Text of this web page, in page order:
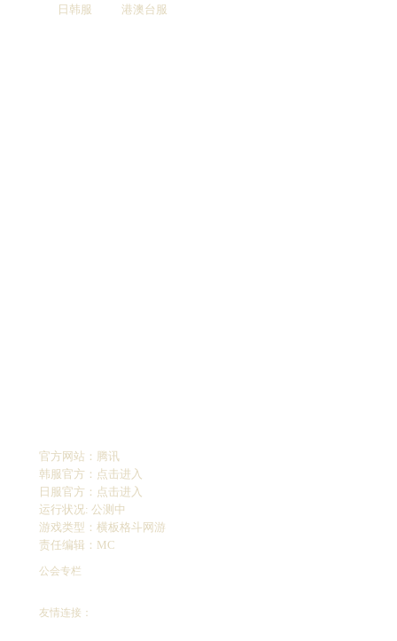
日韩服 港澳台服
官方网站： 腾讯
韩服官方： 点击进入
日服官方： 点击进入
运行状况: 公测中
游戏类型：横板格斗网游
责任编辑：MC
公会专栏
友情连接：